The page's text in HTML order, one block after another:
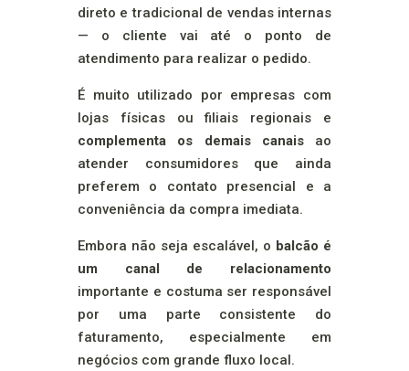
direto e tradicional de vendas internas
— o cliente vai até o ponto de
atendimento para realizar o pedido.
É muito utilizado por empresas com
lojas físicas ou filiais regionais e
complementa os demais canaisao
atender consumidores que ainda
preferem o contato presencial e a
conveniência da compra imediata.
Embora não seja escalável, o balcão é
um canal de relacionamento
importante e costuma ser responsável
por uma parte consistente do
faturamento, especialmente em
negócios com grande fluxo local.